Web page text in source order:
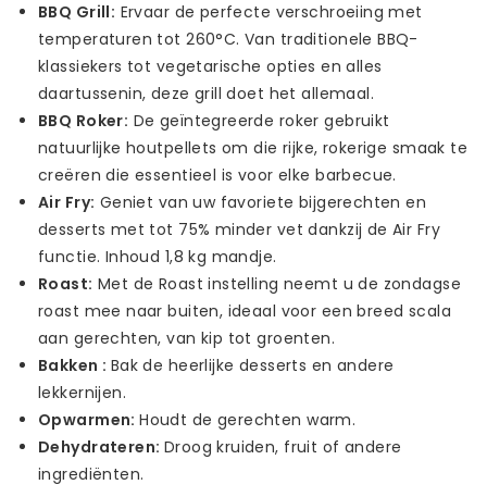
BBQ Grill: Ervaar de perfecte verschroeiing met
temperaturen tot 260°C. Van traditionele BBQ-
klassiekers tot vegetarische opties en alles
daartussenin, deze grill doet het allemaal.
BBQ Roker: De geïntegreerde roker gebruikt
natuurlijke houtpellets om die rijke, rokerige smaak te
creëren die essentieel is voor elke barbecue.
Air Fry: Geniet van uw favoriete bijgerechten en
desserts met tot 75% minder vet dankzij de Air Fry
functie. Inhoud 1,8 kg mandje.
Roast: Met de Roast instelling neemt u de zondagse
roast mee naar buiten, ideaal voor een breed scala
aan gerechten, van kip tot groenten.
Bakken : Bak de heerlijke desserts en andere
lekkernijen.
Opwarmen:Houdt de gerechten warm.
Dehydrateren: Droog kruiden, fruit of andere
ingrediënten.